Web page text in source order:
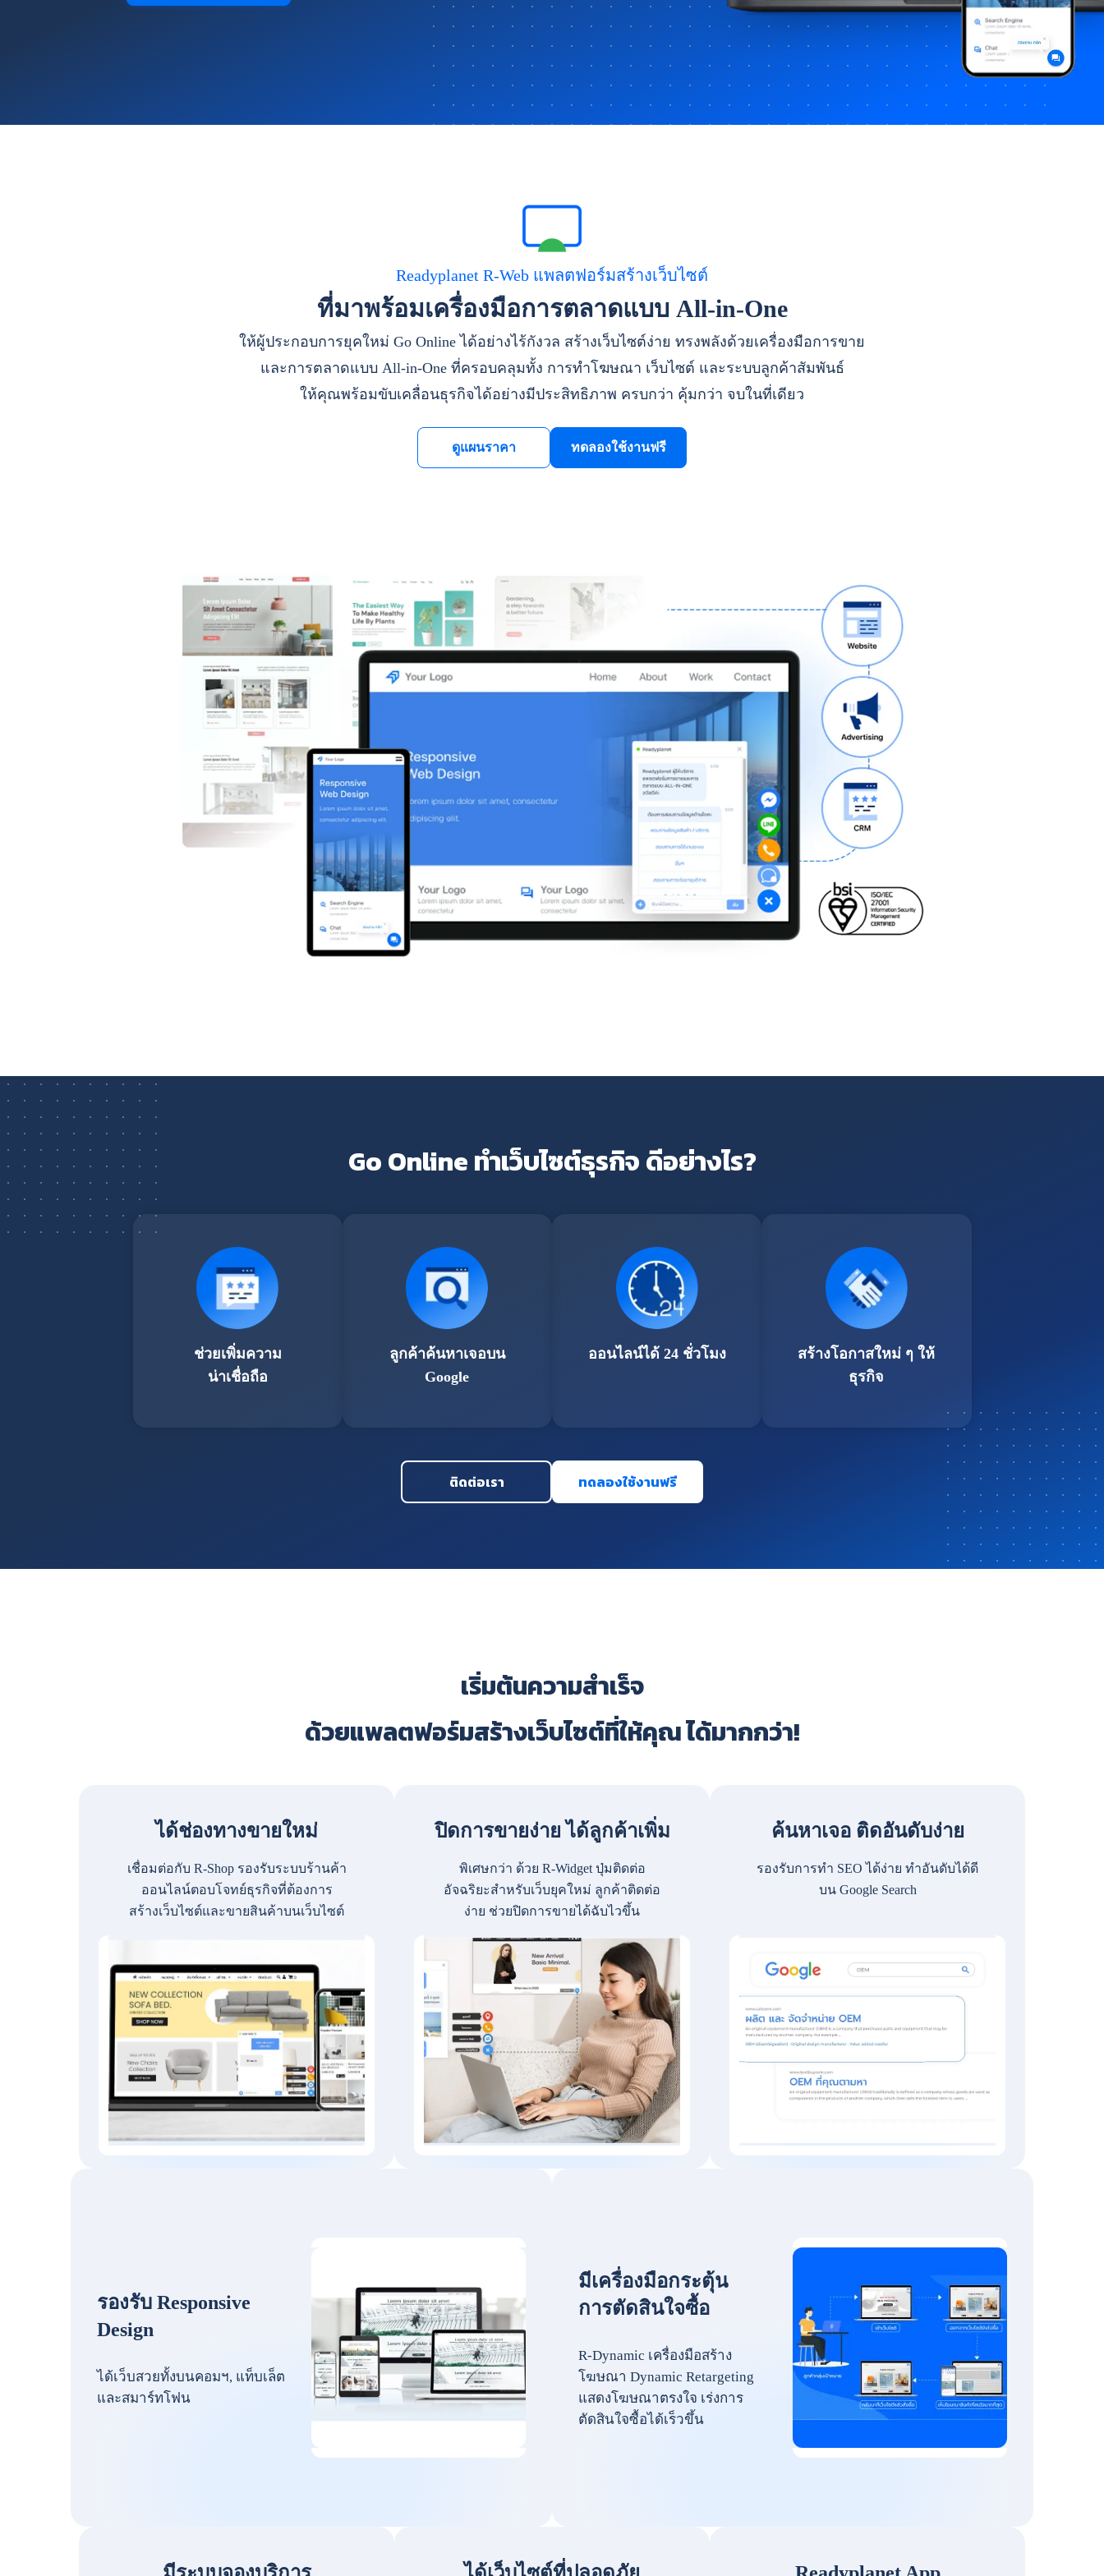
Readyplanet R-Web แพลตฟอร์มสร้างเว็บไซต์
ที่มาพร้อมเครื่องมือการตลาดแบบ All-in-One
ให้ผู้ประกอบการยุคใหม่ Go Online ได้อย่างไร้กังวล สร้างเว็บไซต์ง่าย ทรงพลังด้วยเครื่องมือการขาย
และการตลาดแบบ All-in-One ที่ครอบคลุมทั้ง การทำโฆษณา เว็บไซต์ และระบบลูกค้าสัมพันธ์
ให้คุณพร้อมขับเคลื่อนธุรกิจได้อย่างมีประสิทธิภาพ ครบกว่า คุ้มกว่า จบในที่เดียว
ดูแผนราคา ทดลองใช้งานฟรี
Go Online ทำเว็บไซต์ธุรกิจ ดีอย่างไร?
ช่วยเพิ่มความ
น่าเชื่อถือ
ลูกค้าค้นหาเจอบน
Google
ออนไลน์ได้ 24 ชั่วโมง
สร้างโอกาสใหม่ ๆ ให้
ธุรกิจ
ติดต่อเรา ทดลองใช้งานฟรี
เริ่มต้นความสำเร็จ
ด้วยแพลตฟอร์มสร้างเว็บไซต์ที่ให้คุณ ได้มากกว่า!
ได้ช่องทางขายใหม่
เชื่อมต่อกับ R-Shop รองรับระบบร้านค้า
ออนไลน์ตอบโจทย์ธุรกิจที่ต้องการ
สร้างเว็บไซต์และขายสินค้าบนเว็บไซต์
ปิดการขายง่าย ได้ลูกค้าเพิ่ม
พิเศษกว่า ด้วย R-Widget ปุ่มติดต่อ
อัจฉริยะสำหรับเว็บยุคใหม่ ลูกค้าติดต่อ
ง่าย ช่วยปิดการขายได้ฉับไวขึ้น
ค้นหาเจอ ติดอันดับง่าย
รองรับการทำ SEO ได้ง่าย ทำอันดับได้ดี
บน Google Search
รองรับ Responsive
Design
ได้เว็บสวยทั้งบนคอมฯ, แท็บเล็ต
และสมาร์ทโฟน
มีเครื่องมือกระตุ้น
การตัดสินใจซื้อ
R-Dynamic เครื่องมือสร้าง
โฆษณา Dynamic Retargeting
แสดงโฆษณาตรงใจ เร่งการ
ตัดสินใจซื้อได้เร็วขึ้น